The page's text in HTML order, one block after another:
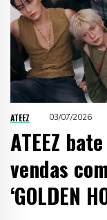
ATEEZ 03/07/2026
ATEEZ
vendas
‘GOLDEN